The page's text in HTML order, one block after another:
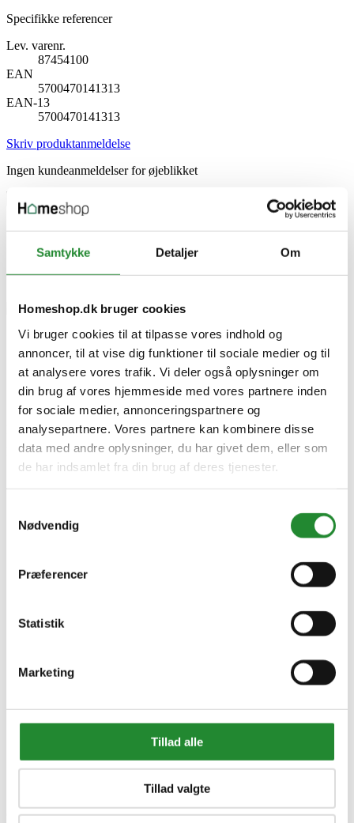
Samtykke Detaljer Om
Homeshop.dk bruger cookies
Vi bruger cookies til at tilpasse vores indhold og
annoncer, til at vise dig funktioner til sociale medier og til
at analysere vores trafik. Vi deler også oplysninger om
din brug af vores hjemmeside med vores partnere inden
for sociale medier, annonceringspartnere og
analysepartnere. Vores partnere kan kombinere disse
data med andre oplysninger, du har givet dem, eller som
de har indsamlet fra din brug af deres tjenester.
Nødvendig
Præferencer
Statistik
Marketing
Tillad alle
Tillad valgte
Specifikke referencer
Lev. varenr.
87454100
EAN
5700470141313
EAN-13
5700470141313
Skriv produktanmeldelse
Ingen kundeanmeldelser for øjeblikket
×
Soft Lime Cinder Rekt.
30X60cm - 87454100
DKK 249,95Inkl. momspr. m2
DKK 269,95 á 1,08 m2pr. kasse
Beregnere
Oversigt
Gavekort
Om Homeshop.dk